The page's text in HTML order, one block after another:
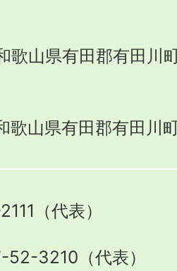
山県有田郡有田川
山県有田郡有田川
（代表）
3210（代表）